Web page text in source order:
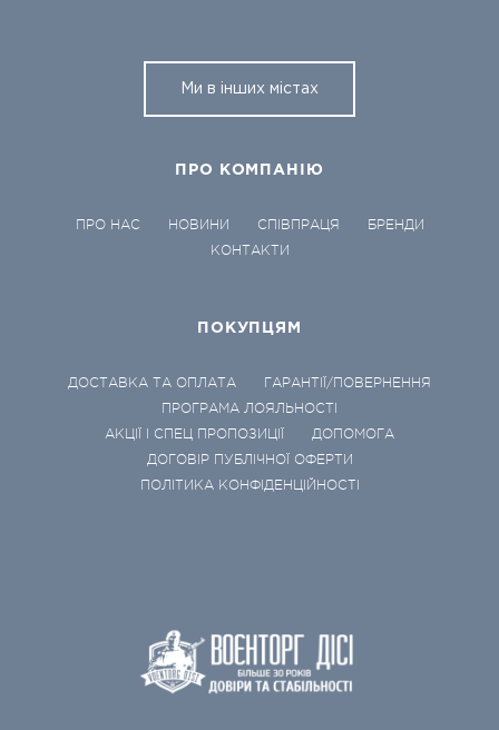
Ми в інших містах
ПРО КОМПАНІЮ
ПРО НАС НОВИНИ СПІВПРАЦЯ
БРЕНДИ
КОНТАКТИ
ПОКУПЦЯМ
ДОСТАВКА ТА ОПЛАТА
ГАРАНТІЇ/ПОВЕРНЕННЯ
ПРОГРАМА ЛОЯЛЬНОСТІ
АКЦІЇ І СПЕЦ ПРОПОЗИЦІЇ
ДОПОМОГА
ДОГОВІР ПУБЛІЧНОЇ ОФЕРТИ
ПОЛІТИКА КОНФІДЕНЦІЙНОСТІ